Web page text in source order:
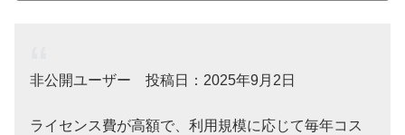
非公開ユーザー 投稿日：2025年9月2日
ライセンス費が高額で、利用規模に応じて毎年コス